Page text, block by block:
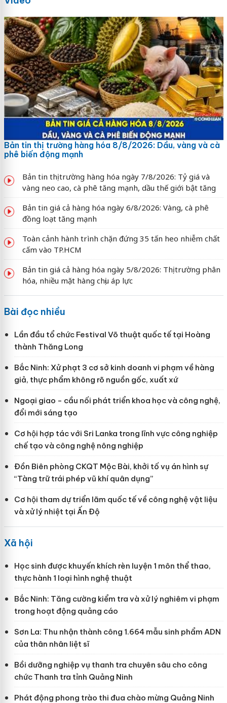
Bản tin thị trường hàng hóa 8/8/2026: Dầu, vàng và cà
phê biến động mạnh
Bản tin thị trường hàng hóa ngày 7/8/2026: Tỷ giá và
vàng neo cao, cà phê tăng mạnh, dầu thế giới bật tăng
Bản tin giá cả hàng hóa ngày 6/8/2026: Vàng, cà phê
đồng loạt tăng mạnh
Toàn cảnh hành trình chặn đứng 35 tấn heo nhiễm chất
cấm vào TP.HCM
Bản tin giá cả hàng hóa ngày 5/8/2026: Thị trường phân
hóa, nhiều mặt hàng chịu áp lực
Bài đọc nhiều
Lần đầu tổ chức Festival Võ thuật quốc tế tại Hoàng
thành Thăng Long
Bắc Ninh: Xử phạt 3 cơ sở kinh doanh vi phạm về hàng
giả, thực phẩm không rõ nguồn gốc, xuất xứ
Ngoại giao - cầu nối phát triển khoa học và công nghệ,
đổi mới sáng tạo
Cơ hội hợp tác với Sri Lanka trong lĩnh vực công nghiệp
chế tạo và công nghệ nông nghiệp
Đồn Biên phòng CKQT Mộc Bài, khởi tố vụ án hình sự
“Tàng trữ trái phép vũ khí quân dụng”
Cơ hội tham dự triển lãm quốc tế về công nghệ vật liệu
và xử lý nhiệt tại Ấn Độ
Xã hội
Học sinh được khuyến khích rèn luyện 1 môn thể thao,
thực hành 1 loại hình nghệ thuật
Bắc Ninh: Tăng cường kiểm tra và xử lý nghiêm vi phạm
trong hoạt động quảng cáo
Sơn La: Thu nhận thành công 1.664 mẫu sinh phẩm ADN
của thân nhân liệt sĩ
Bồi dưỡng nghiệp vụ thanh tra chuyên sâu cho công
chức Thanh tra tỉnh Quảng Ninh
Phát động phong trào thi đua chào mừng Quảng Ninh